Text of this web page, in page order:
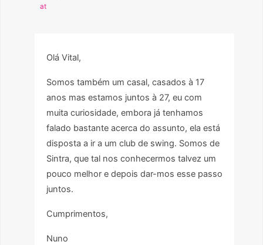
at
Olá Vital,
Somos também um casal, casados à 17
anos mas estamos juntos à 27, eu com
muita curiosidade, embora já tenhamos
falado bastante acerca do assunto, ela está
disposta a ir a um club de swing. Somos de
Sintra, que tal nos conhecermos talvez um
pouco melhor e depois dar-mos esse passo
juntos.
Cumprimentos,
Nuno